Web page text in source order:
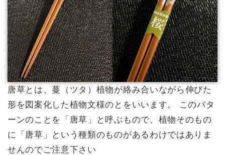
唐草とは、蔓（ツタ）植物が絡み合いながら伸びた
形を図案化した植物文様のとをいいます。 このパタ
ーンのことを「唐草」と呼ぶもので、植物そのもの
に「唐草」という種類のものがあるわけではありま
せんのでご注意下さい